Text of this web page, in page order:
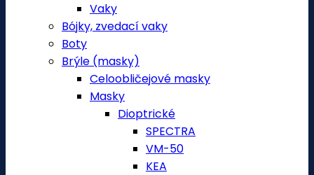
Vaky
Bójky, zvedací vaky
Boty
Brýle (masky)
Celoobličejové masky
Masky
Dioptrické
SPECTRA
VM-50
KEA